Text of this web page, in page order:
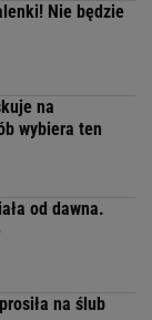
Nie będzie
na
wybiera ten
od dawna.
na ślub